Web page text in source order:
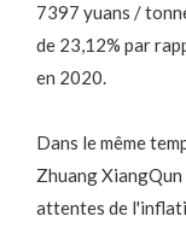
7397 yuans /
de 23,12% par
en 2020.
Dans le même
Zhuang
attentes de